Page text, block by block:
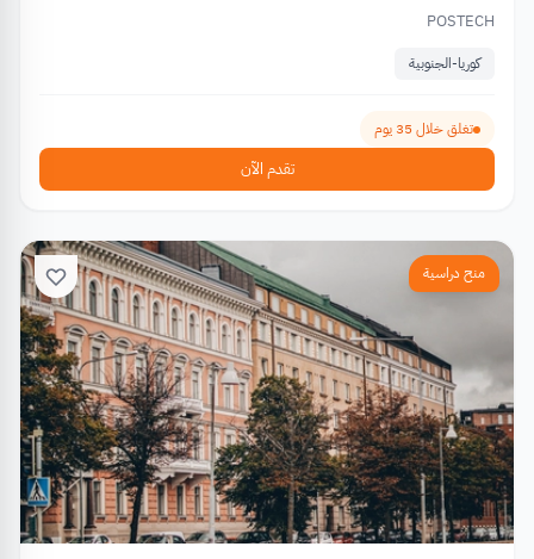
POSTECH
كوريا-الجنوبية
تغلق خلال 35 يوم
تقدم الآن
منح دراسية